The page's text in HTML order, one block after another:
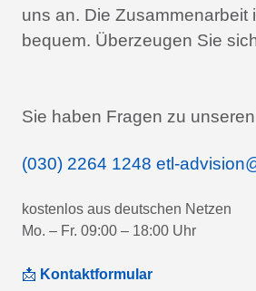
uns an. Die Zusammenarbeit
bequem. Überzeugen Sie
Sie haben Fragen zu
(030) 2264 1248 etl-
kostenlos aus deutschen Netzen
Mo. – Fr. 09:00 – 18:00 Uhr
📩 Kontaktformular